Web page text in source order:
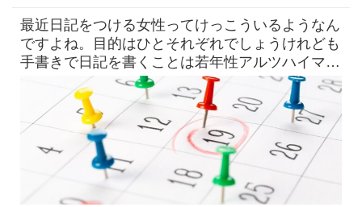
最近日記をつける女性ってけっこういるようなん
ですよね。目的はひとそれぞれでしょうけれども
手書きで日記を書くことは若年性アルツハイマー
にも効果はすこしくらいは貢献